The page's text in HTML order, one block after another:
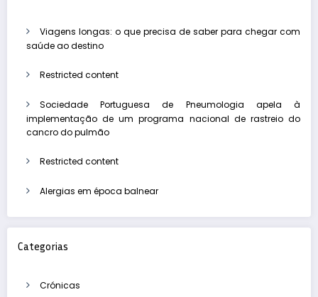
Viagens longas: o que precisa de saber para chegar com
saúde ao destino
Restricted content
Sociedade Portuguesa de Pneumologia apela à
implementação de um programa nacional de rastreio do
cancro do pulmão
Restricted content
Alergias em época balnear
Categorias
Crónicas